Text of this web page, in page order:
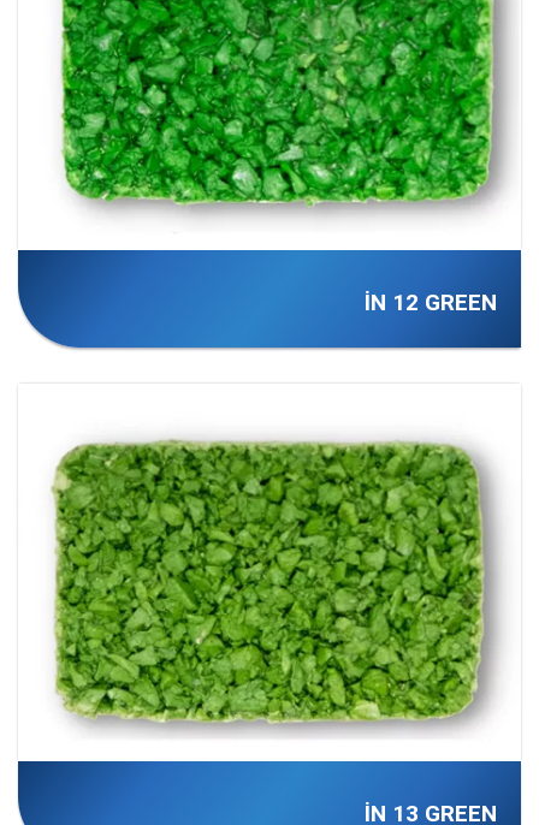
İN 12 GREEN
İN 13 GREEN